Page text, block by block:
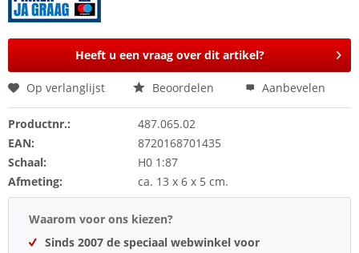
Heeft u een vraag over dit artikel?
Op verlanglijst Beoordelen Aanbevelen
Productnr.:
487.065.02
EAN:
8720168701435
Schaal:
H0 1:87
Afmeting:
ca. 13 x 6 x 5 cm.
Waarom voor ons kiezen?
Sinds 2007 de speciaal webwinkel voor